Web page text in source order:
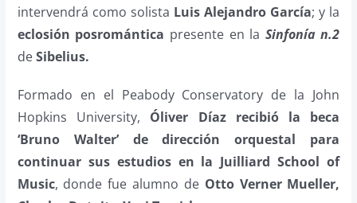
intervendrá como solista Luis Alejandro García; y la
eclosión posromántica presente en la Sinfonía n.2
deSibelius.
Formado en el Peabody Conservatory de la John
Hopkins University, Óliver Díaz recibió la beca
‘Bruno Walter’ de dirección orquestal para
continuar sus estudios en la Juilliard School of
Music, donde fue alumno de Otto Verner Mueller,